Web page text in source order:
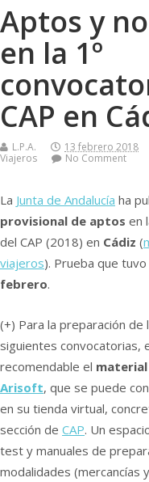
Aptos y
en la 1º
CAP en
L.P.A. 13 febrero 2018
Viajeros
No Comment
La Junta de Andalucí­a ha
provisional de aptos en
del CAP (2018) en Cádiz (
viajeros). Prueba que
febrero.
(+) Para la preparación de
siguientes convocatorias,
recomendable el
Arisoft, que se puede
en su tienda virtual,
sección de CAP. Un
test y manuales de
modalidades (mercancí­as